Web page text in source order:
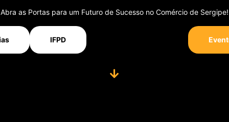
Abra as Portas para um Futuro de Sucesso no Comércio de Sergipe!
IFPD